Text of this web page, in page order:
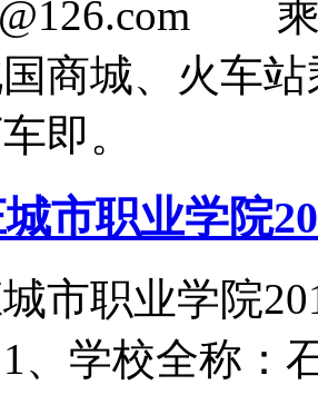
乘
商城、火车
即。
市职业学院
城市职业学院
学校全称：